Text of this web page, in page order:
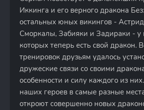
Иккинга и его верного дракона
остальных юных викингов -
Сморкалы, Забияки и Задираки - у
которых теперь есть свой дракон.
тренировок друзьям удалось
дружеские связи со своими
особенности и силу каждого из
наших героев в самые разные
откроют совершенно новых